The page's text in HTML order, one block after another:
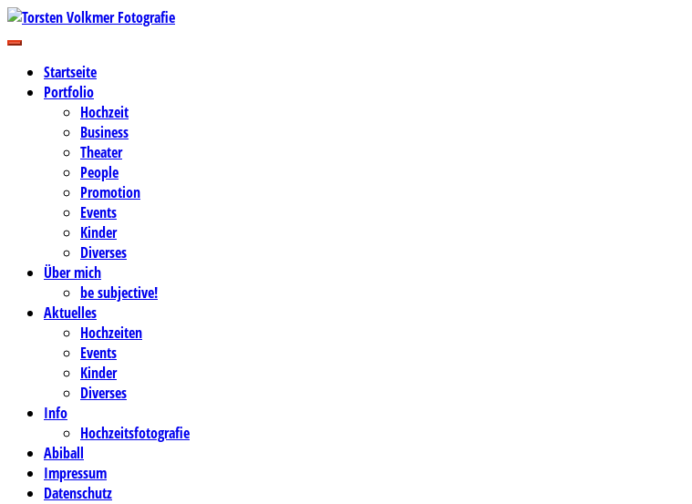
Zum
Inhalt
Torsten Volkmer Fotografie
Business-, Portrait- und Hochzeitsfotografie
Startseite
Portfolio
Hochzeit
Business
Theater
People
Promotion
Events
Kinder
Diverses
Über mich
be subjective!
Aktuelles
Hochzeiten
Events
Kinder
Diverses
Info
Hochzeitsfotografie
Abiball
Impressum
Datenschutz